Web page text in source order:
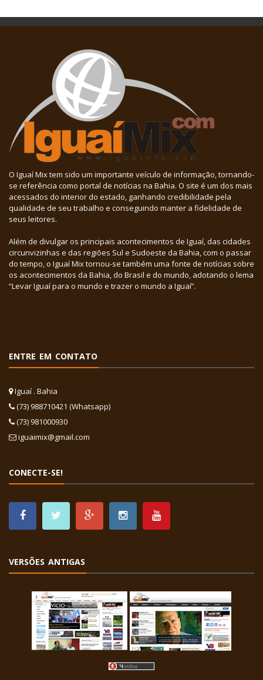
O Iguaí Mix tem sido um importante veículo de informação, tornando-
se referência como portal de notícias na Bahia. O site é um dos mais
acessados do interior do estado, ganhando credibilidade pela
qualidade de seu trabalho e conseguindo manter a fidelidade de
seus leitores.
Além de divulgar os principais acontecimentos de Iguaí, das cidades
circunvizinhas e das regiões Sul e Sudoeste da Bahia, com o passar
do tempo, o Iguaí Mix tornou-se também uma fonte de notícias sobre
os acontecimentos da Bahia, do Brasil e do mundo, adotando o lema
“Levar Iguaí para o mundo e trazer o mundo a Iguaí”.
ENTRE EM CONTATO
Iguaí . Bahia
(73) 988710421 (Whatsapp)
(73) 981000930
iguaimix@gmail.com
CONECTE-SE!
VERSÕES ANTIGAS